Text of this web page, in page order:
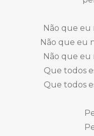
Não que eu
Não que eu
Não que
Que todos
Que todos